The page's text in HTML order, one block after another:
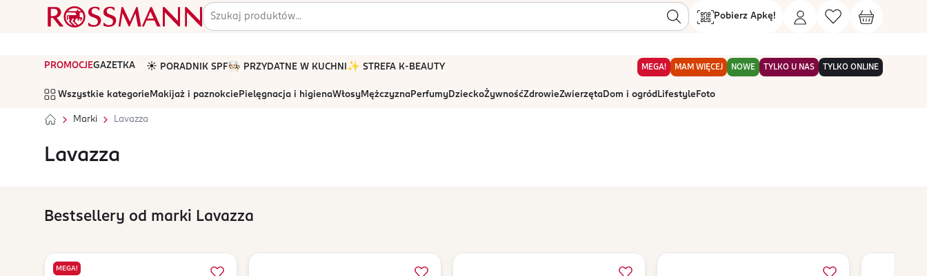
Pobierz Apkę!
PROMOCJEGAZETKA ☀️ PORADNIK SPF🧑🏻‍🍳 PRZYDATNE W KUCHNI ✨ STREFA K-BEAUTY MEGA! MAM WIĘCEJ NOWE TYLKO U NAS TYLKO ONLINE
Wszystkie kategorie Makijaż i paznokcie Pielęgnacja i higienaWłosyMężczyznaPerfumyDzieckoŻywnośćZdrowieZwierzętaDom i ogród Lifestyle Foto
Marki Lavazza
Lavazza
Bestsellery od marki Lavazza
MEGA!